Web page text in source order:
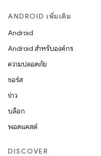
ANDROID เพิ่มเติม
Android
Android สำหรับองค์กร
ความปลอดภัย
ซอร์ส
ข่าว
บล็อก
พอดแคสต์
DISCOVER